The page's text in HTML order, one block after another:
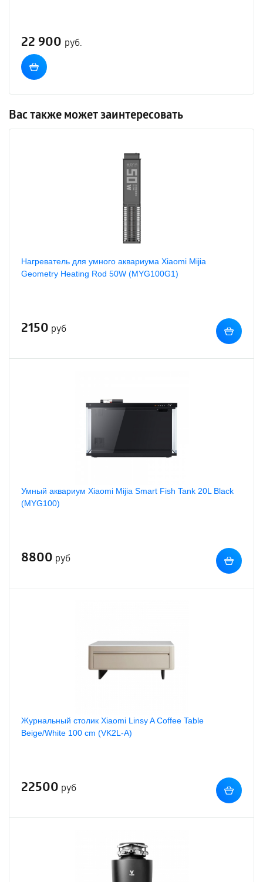
22 900 руб.
Вас также может заинтересовать
Нагреватель для умного аквариума Xiaomi Mijia
Geometry Heating Rod 50W (MYG100G1)
2150 руб
Умный аквариум Xiaomi Mijia Smart Fish Tank 20L Black
(MYG100)
8800 руб
Журнальный столик Xiaomi Linsy A Coffee Table
Beige/White 100 cm (VK2L-A)
22500 руб